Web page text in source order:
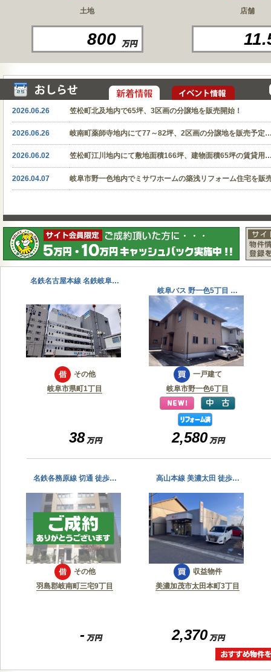
土地
800
店舗
2026.06.26 笠松町北及地内で65坪、3区画の分譲地を販売開始！
2026.06.26 岐南町薬師寺地内にて77～82坪、2区画の分譲地を販売予定
2026.06.02 笠松町江川地内にて敷地面積166坪、建物面積65坪の賃貸用
2026.04.07 岐阜市野一色地内でミサワホームの築浅リフォーム住宅を販
名鉄名古屋本線 名鉄岐阜…
その他
岐阜市県町1丁目
38
岐阜バス 野一色5丁目 …
一戸建て
岐阜市野一色6丁目
2,580
名鉄各務原線 切通 徒歩…
その他
羽島郡岐南町三宅9丁目
-
高山本線 美濃太田 徒歩…
収益物件
美濃加茂市太田本町3丁目
2,370